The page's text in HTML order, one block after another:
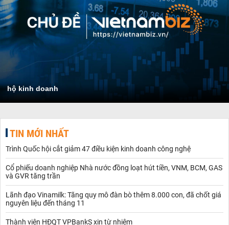
hộ kinh doanh
TIN MỚI NHẤT
Trình Quốc hội cắt giảm 47 điều kiện kinh doanh công nghệ
Cổ phiếu doanh nghiệp Nhà nước đồng loạt hút tiền, VNM, BCM, GAS
và GVR tăng trần
Lãnh đạo Vinamilk: Tăng quy mô đàn bò thêm 8.000 con, đã chốt giá
nguyên liệu đến tháng 11
Thành viên HĐQT VPBankS xin từ nhiệm